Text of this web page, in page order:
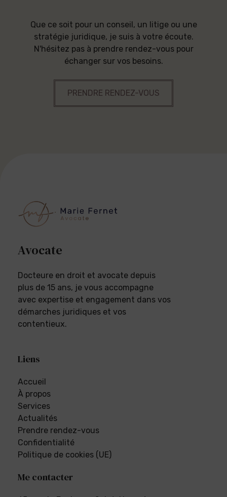
Que ce soit pour un conseil, un litige ou une
stratégie juridique, je suis à votre écoute.
N'hésitez pas à prendre rendez-vous pour
échanger sur vos besoins.
PRENDRE RENDEZ-VOUS
Avocate
Docteure en droit et avocate depuis
plus de 15 ans, je vous accompagne
avec expertise et engagement dans vos
démarches juridiques et vos
contentieux.
Liens
Accueil
À propos
Services
Actualités
Prendre rendez-vous
Confidentialité
Politique de cookies (UE)
Me contacter